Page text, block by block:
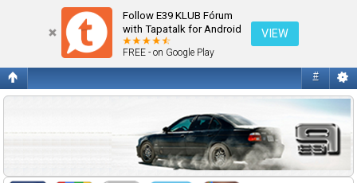
Follow E39 KLUB Fórum
with Tapatalk for Android
FREE - on Google Play
VIEW
#
NEM MŰKÖDIK! MI LEHET A BAJ? (E60-E61)